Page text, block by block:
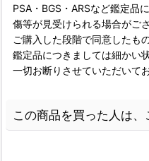
PSA・BGS・ARSなど鑑定品
傷等が見受けられる場合がご
ご購入した段階で同意したも
鑑定品につきましては細かい
一切お断りさせていただいて
この商品を買った人は